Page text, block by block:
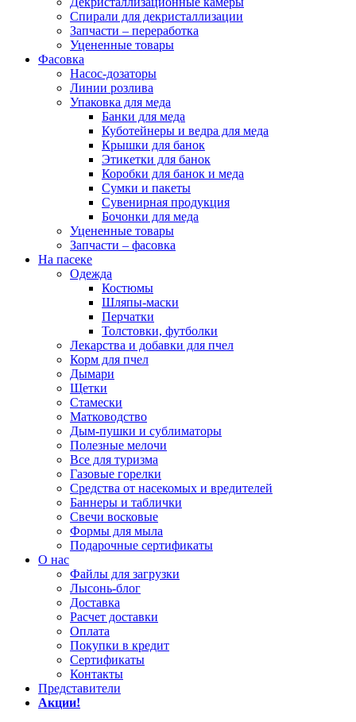
Спирали для декристаллизации
Запчасти – переработка
Уцененные товары
Фасовка
Насос-дозаторы
Линии розлива
Упаковка для меда
Банки для меда
Куботейнеры и ведра для меда
Крышки для банок
Этикетки для банок
Коробки для банок и меда
Сумки и пакеты
Сувенирная продукция
Бочонки для меда
Уцененные товары
Запчасти – фасовка
На пасеке
Одежда
Костюмы
Шляпы-маски
Перчатки
Толстовки, футболки
Лекарства и добавки для пчел
Корм для пчел
Дымари
Щетки
Стамески
Матководство
Дым-пушки и сублиматоры
Полезные мелочи
Все для туризма
Газовые горелки
Средства от насекомых и вредителей
Баннеры и таблички
Свечи восковые
Формы для мыла
Подарочные сертификаты
О нас
Файлы для загрузки
Лысонь-блог
Доставка
Расчет доставки
Оплата
Покупки в кредит
Сертификаты
Контакты
Представители
Акции!